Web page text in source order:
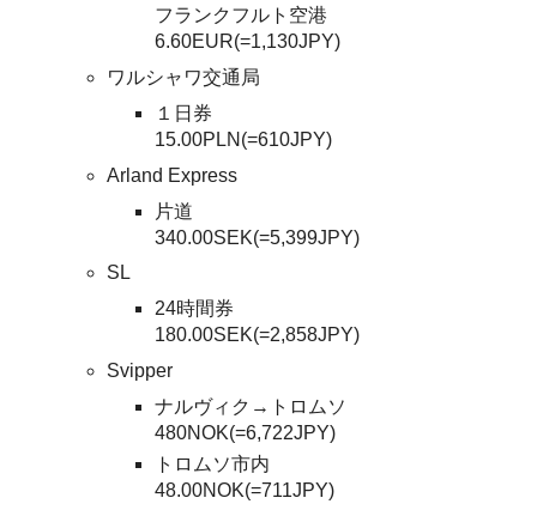
フランクフルト空港
6.60EUR(=1,130JPY)
ワルシャワ交通局
１日券
15.00PLN(=610JPY)
Arland Express
片道
340.00SEK(=5,399JPY)
SL
24時間券
180.00SEK(=2,858JPY)
Svipper
ナルヴィク→トロムソ
480NOK(=6,722JPY)
トロムソ市内
48.00NOK(=711JPY)